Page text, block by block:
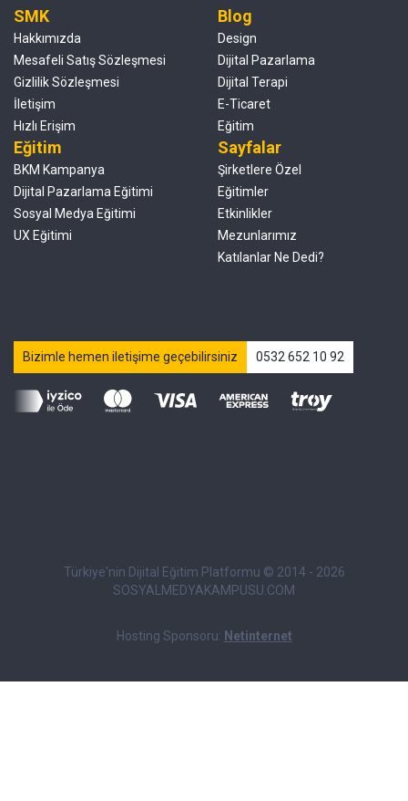
SMK
Hakkımızda
Mesafeli Satış Sözleşmesi
Gizlilik Sözleşmesi
İletişim
Hızlı Erişim
Blog
Design
Dijital Pazarlama
Dijital Terapi
E-Ticaret
Eğitim
Eğitim
BKM Kampanya
Dijital Pazarlama Eğitimi
Sosyal Medya Eğitimi
UX Eğitimi
Sayfalar
Şirketlere Özel
Eğitimler
Etkinlikler
Mezunlarımız
Katılanlar Ne Dedi?
Bizimle hemen iletişime geçebilirsiniz 0532 652 10 92
Türkiye'nin Dijital Eğitim Platformu © 2014 - 2026
SOSYALMEDYAKAMPUSU.COM
Hosting Sponsoru: Netinternet